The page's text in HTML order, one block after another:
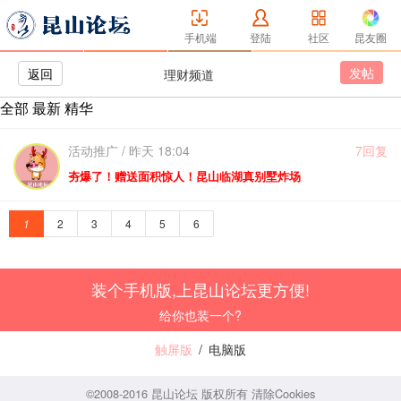
手机端 登陆 社区 昆友圈
返回 理财频道 发帖
全部 最新精华
活动推广 / 昨天 18:04 7回复
夯爆了！赠送面积惊人！昆山临湖真别墅炸场
1 2 3 4 5 6
装个手机版,上昆山论坛更方便!
给你也装一个?
触屏版 / 电脑版
©2008-2016 昆山论坛 版权所有 清除Cookies